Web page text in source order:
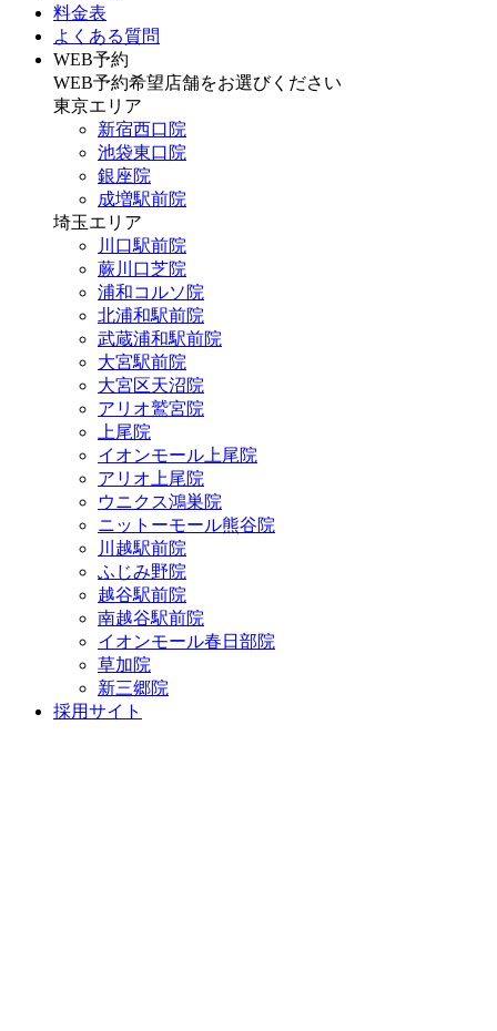
料金表
よくある質問
WEB予約
WEB予約希望店舗をお選びください
東京エリア
新宿西口院
池袋東口院
銀座院
成増駅前院
埼玉エリア
川口駅前院
蕨川口芝院
浦和コルソ院
北浦和駅前院
武蔵浦和駅前院
大宮駅前院
大宮区天沼院
アリオ鷲宮院
上尾院
イオンモール上尾院
アリオ上尾院
ウニクス鴻巣院
ニットーモール熊谷院
川越駅前院
ふじみ野院
越谷駅前院
南越谷駅前院
イオンモール春日部院
草加院
新三郷院
採用サイト